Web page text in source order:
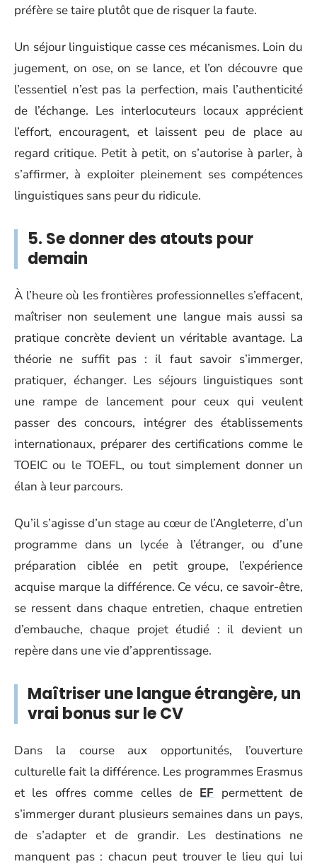
préfère se taire plutôt que de risquer la faute.
Un séjour linguistique casse ces mécanismes. Loin du
jugement, on ose, on se lance, et l’on découvre que
l’essentiel n’est pas la perfection, mais l’authenticité
de l’échange. Les interlocuteurs locaux apprécient
l’effort, encouragent, et laissent peu de place au
regard critique. Petit à petit, on s’autorise à parler, à
s’affirmer, à exploiter pleinement ses compétences
linguistiques sans peur du ridicule.
5. Se donner des atouts pour
demain
À l’heure où les frontières professionnelles s’effacent,
maîtriser non seulement une langue mais aussi sa
pratique concrète devient un véritable avantage. La
théorie ne suffit pas : il faut savoir s’immerger,
pratiquer, échanger. Les séjours linguistiques sont
une rampe de lancement pour ceux qui veulent
passer des concours, intégrer des établissements
internationaux, préparer des certifications comme le
TOEIC ou le TOEFL, ou tout simplement donner un
élan à leur parcours.
Qu’il s’agisse d’un stage au cœur de l’Angleterre, d’un
programme dans un lycée à l’étranger, ou d’une
préparation ciblée en petit groupe, l’expérience
acquise marque la différence. Ce vécu, ce savoir-être,
se ressent dans chaque entretien, chaque entretien
d’embauche, chaque projet étudié : il devient un
repère dans une vie d’apprentissage.
Maîtriser une langue étrangère, un
vrai bonus sur le CV
Dans la course aux opportunités, l’ouverture
culturelle fait la différence. Les programmes Erasmus
et les offres comme celles de EF permettent de
s’immerger durant plusieurs semaines dans un pays,
de s’adapter et de grandir. Les destinations ne
manquent pas : chacun peut trouver le lieu qui lui